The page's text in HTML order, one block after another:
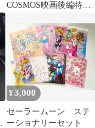
COSMOS映画後編特典
¥3,000
セーラームーン ステ
ーショナリーセット